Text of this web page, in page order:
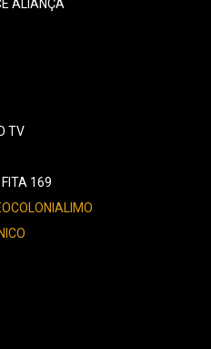
ALIANÇA
TV
169